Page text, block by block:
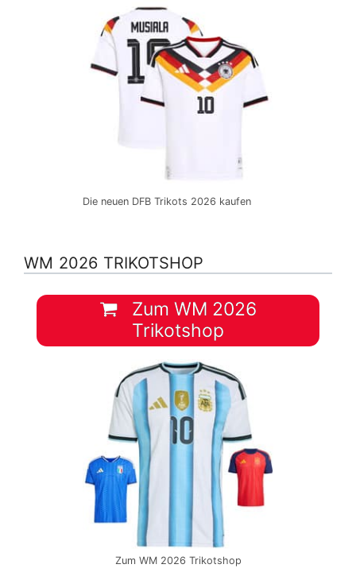
Die neuen DFB Trikots 2026 kaufen
WM 2026 TRIKOTSHOP
Zum WM 2026
Trikotshop
Zum WM 2026 Trikotshop